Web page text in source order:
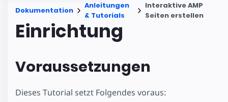
Dokumentation
Anleitungen
& Tutorials
Interaktive AMP
Seiten erstellen
Einrichtung
Voraussetzungen
Dieses Tutorial setzt Folgendes voraus: